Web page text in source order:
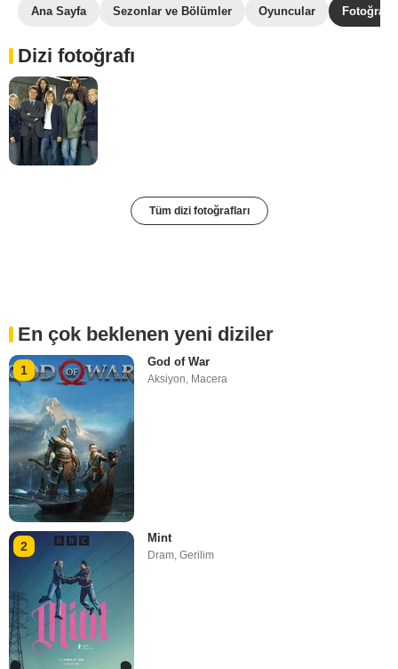
Ana Sayfa Sezonlar ve Bölümler Oyuncular
Dizi fotoğrafı
Tüm dizi fotoğrafları
En çok beklenen yeni diziler
1
God of War
Aksiyon Macera
2
Mint
Dram,Gerilim